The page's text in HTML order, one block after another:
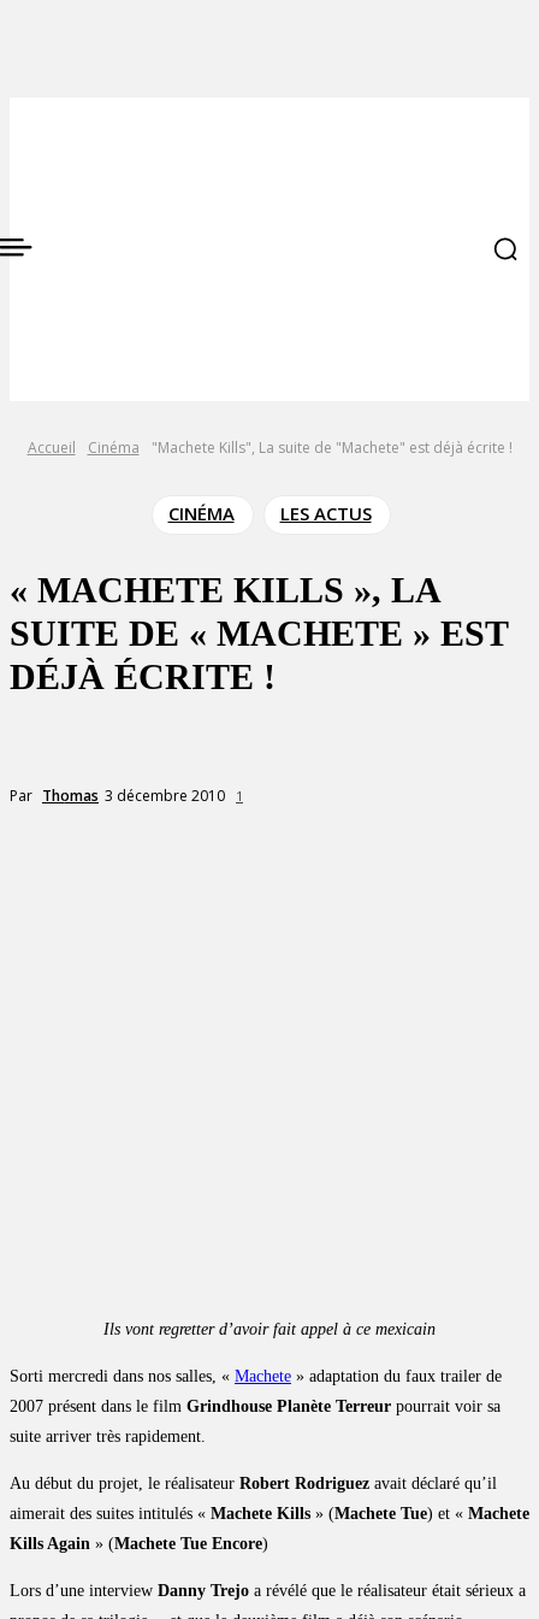
Accueil Cinéma "Machete Kills", La suite de "Machete" est déjà écrite !
CINÉMA LES ACTUS
« MACHETE KILLS », LA
SUITE DE « MACHETE » EST
DÉJÀ ÉCRITE !
Par Thomas 3 décembre 2010 1
Ils vont regretter d’avoir fait appel à ce mexicain
Sorti mercredi dans nos salles, « Machete » adaptation du faux trailer de
2007 présent dans le film Grindhouse Planète Terreur pourrait voir sa
suite arriver très rapidement.
Au début du projet, le réalisateur Robert Rodriguez avait déclaré qu’il
aimerait des suites intitulés « Machete Kills » (Machete Tue) et « Machete
Kills Again » (Machete Tue Encore)
Lors d’une interview Danny Trejo a révélé que le réalisateur était sérieux a